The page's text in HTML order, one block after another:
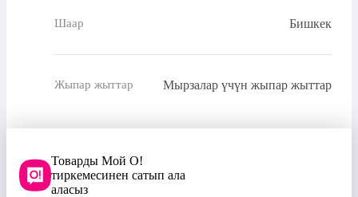
Шаар Бишкек
Жыпар жыттар Мырзалар үчүн жыпар жыттар
Товарды Мой О!
тиркемесинен сатып ала
аласыз